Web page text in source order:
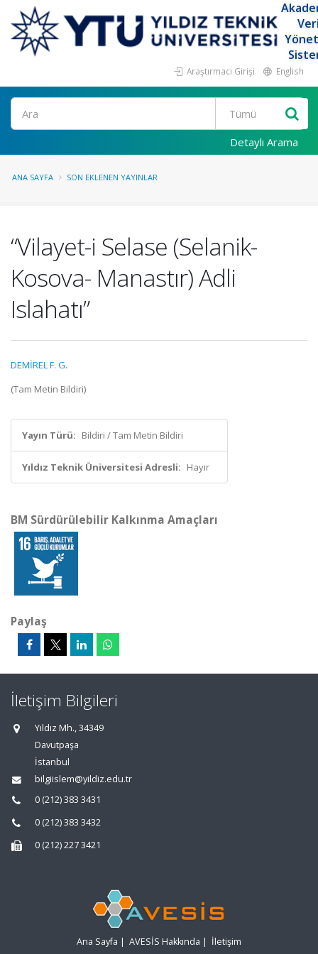
Araştırmacı Girişi English
Ara
Detaylı Arama
ANA SAYFA SON EKLENEN YAYINLAR
“Vilayet-i Selase (Selanik-
Kosova- Manastır) Adli
Islahatı”
DEMİREL F. G.
(Tam Metin Bildiri)
Yayın Türü: Bildiri / Tam Metin Bildiri
Yıldız Teknik Üniversitesi Adresli: Hayır
BM Sürdürülebilir Kalkınma Amaçları
Paylaş
İletişim Bilgileri
Yıldız Mh., 34349
Davutpaşa
İstanbul
bilgiislem@yildiz.edu.tr
0 (212) 383 3431
0 (212) 383 3432
0 (212) 227 3421
Ana Sayfa | AVESİS Hakkında | İletişim